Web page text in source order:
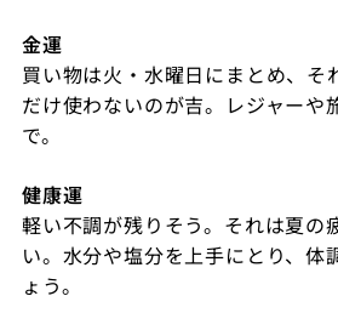
金運
買い物は火・水曜日にまとめ、そ
だけ使わないのが吉。レジャーや
で。
健康運
軽い不調が残りそう。それは夏の
い。水分や塩分を上手にとり、体
ょう。